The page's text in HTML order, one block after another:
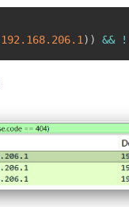
192.168.206.1 )) && !